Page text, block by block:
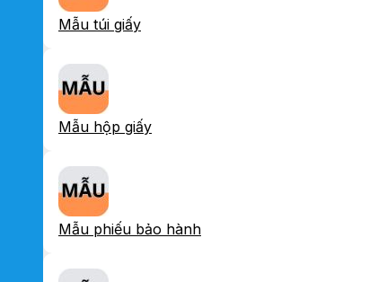
Mẫu túi giấy
Mẫu hộp giấy
Mẫu phiếu bảo hành